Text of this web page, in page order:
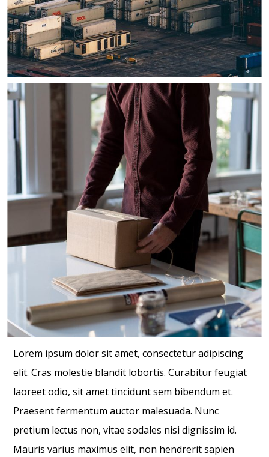
Lorem ipsum dolor sit amet, consectetur adipiscing
elit. Cras molestie blandit lobortis. Curabitur feugiat
laoreet odio, sit amet tincidunt sem bibendum et.
Praesent fermentum auctor malesuada. Nunc
pretium lectus non, vitae sodales nisi dignissim id.
Mauris varius maximus elit, non hendrerit sapien